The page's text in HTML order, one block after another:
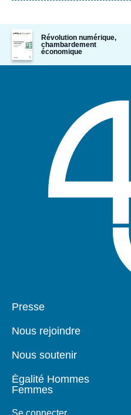
Image
de
couverture
de
Révolution numérique,
chambardement
économique
Pied
Presse
Nous rejoindre
Nous soutenir
Égalité Hommes
Femmes
Se connecter